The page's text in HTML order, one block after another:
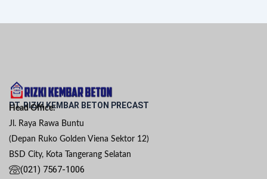
PT. RIZKI KEMBAR BETON PRECAST
Head Office:
Jl. Raya Rawa Buntu
(Depan Ruko Golden Viena Sektor 12)
BSD City, Kota Tangerang Selatan
(021) 7567-1006